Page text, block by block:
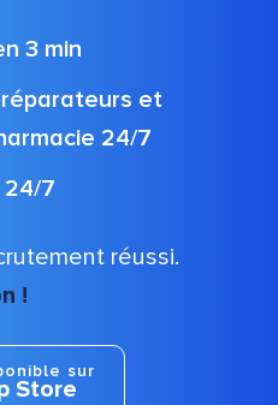
3 min
et
24/7
24/7
réussi.
!
sur
Store